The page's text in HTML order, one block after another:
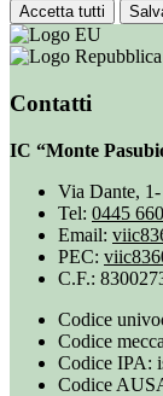
Accetta tutti
Contatti
IC “Monte
Via Dante,
Tel: 0445
Email:
PEC:
C.F.:
Codice
Codice
Codice IPA:
Codice